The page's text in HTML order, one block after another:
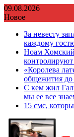
Перейти
к
09.08.2026
Новое
За невесту
каждому
Ноам
«Королева
общежития
С кем жил
мы ее все
15 смс,